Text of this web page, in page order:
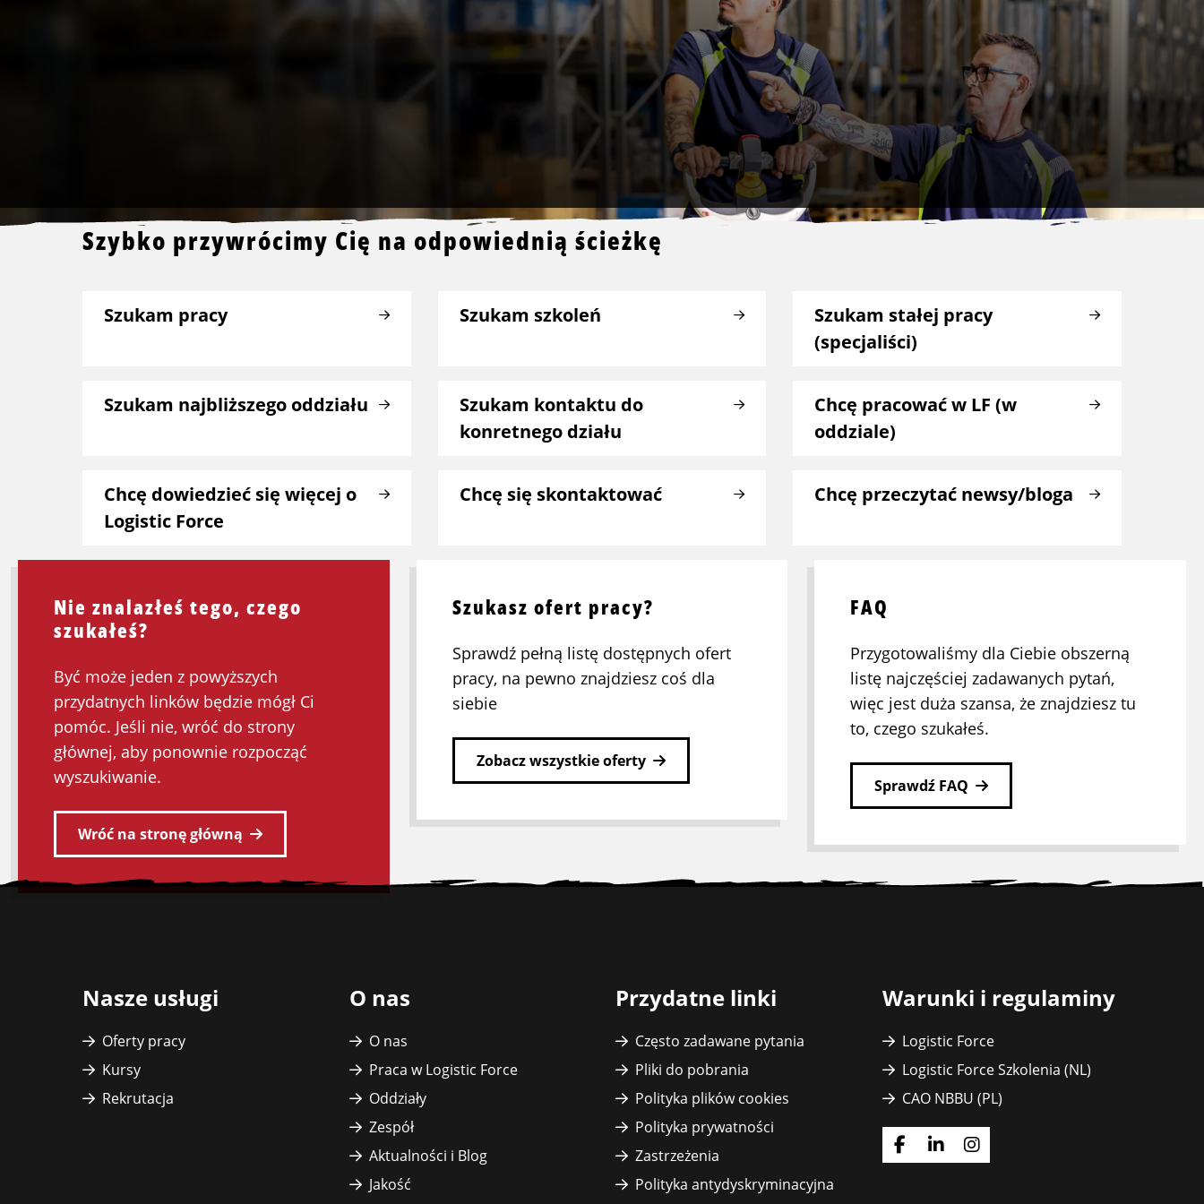
Szybko przywrócimy Cię na odpowiednią ścieżkę
Szukam pracy Szukam szkoleń
Szukam stałej pracy
(specjaliści)
Szukam najbliższego oddziału
Szukam kontaktu do
konretnego działu
Chcę pracować w LF (w
oddziale)
Chcę dowiedzieć się więcej o
Logistic Force
Chcę się skontaktować Chcę przeczytać newsy/bloga
Nie znalazłeś tego, czego
szukałeś?
Być może jeden z powyższych
przydatnych linków będzie mógł Ci
pomóc. Jeśli nie, wróć do strony
głównej, aby ponownie rozpocząć
wyszukiwanie.
Wróć na stronę główną
Szukasz ofert pracy?
Sprawdź pełną listę dostępnych ofert
pracy, na pewno znajdziesz coś dla
siebie
Zobacz wszystkie oferty
FAQ
Przygotowaliśmy dla Ciebie obszerną
listę najczęściej zadawanych pytań,
więc jest duża szansa, że znajdziesz tu
to, czego szukałeś.
Sprawdź FAQ
Nasze usługi
Oferty pracy
Kursy
Rekrutacja
O nas
O nas
Praca w Logistic Force
Oddziały
Zespół
Aktualności i Blog
Jakość
Przydatne linki
Często zadawane pytania
Pliki do pobrania
Polityka plików cookies
Polityka prywatności
Zastrzeżenia
Polityka antydyskryminacyjna
Warunki i regulaminy
Logistic Force
Logistic Force Szkolenia (NL)
CAO NBBU (PL)
Idź
Idź
Idź